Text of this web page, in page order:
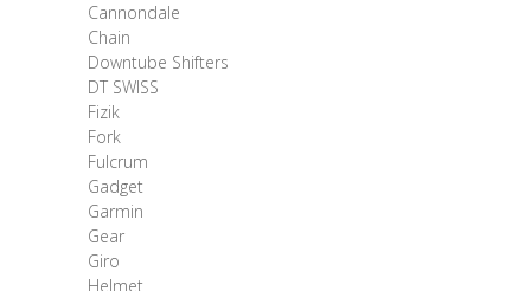
Cannondale
Chain
Downtube Shifters
DT SWISS
Fizik
Fork
Fulcrum
Gadget
Garmin
Gear
Giro
Helmet